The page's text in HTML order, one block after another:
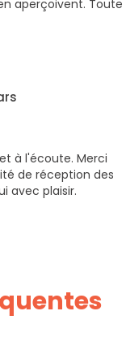
aperçoivent. Toute
à l'écoute. Merci
de réception des
avec plaisir.